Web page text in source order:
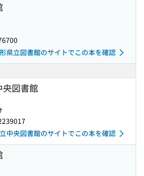
県立図書館のサイトでこの本を確認
央図書館
中央図書館のサイトでこの本を確認